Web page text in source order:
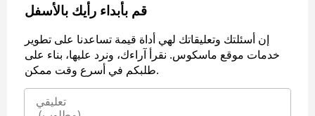
قم بأبداء رأيك بالأسفل
إن أسئلتك وتعليقاتك لهي أداة قيمة تساعدنا على تطوير
خدمات موقع ماسكوس. نقرأ آراءك، ونرد عليها، بناء على
طلبكم في أسرع وقت ممكن.